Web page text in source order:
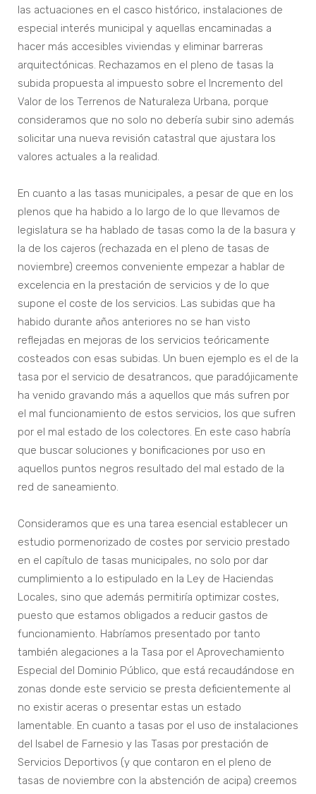
las actuaciones en el casco histórico, instalaciones de
especial interés municipal y aquellas encaminadas a
hacer más accesibles viviendas y eliminar barreras
arquitectónicas. Rechazamos en el pleno de tasas la
subida propuesta al impuesto sobre el Incremento del
Valor de los Terrenos de Naturaleza Urbana, porque
consideramos que no solo no debería subir sino además
solicitar una nueva revisión catastral que ajustara los
valores actuales a la realidad.
En cuanto a las tasas municipales, a pesar de que en los
plenos que ha habido a lo largo de lo que llevamos de
legislatura se ha hablado de tasas como la de la basura y
la de los cajeros (rechazada en el pleno de tasas de
noviembre) creemos conveniente empezar a hablar de
excelencia en la prestación de servicios y de lo que
supone el coste de los servicios. Las subidas que ha
habido durante años anteriores no se han visto
reflejadas en mejoras de los servicios teóricamente
costeados con esas subidas. Un buen ejemplo es el de la
tasa por el servicio de desatrancos, que paradójicamente
ha venido gravando más a aquellos que más sufren por
el mal funcionamiento de estos servicios, los que sufren
por el mal estado de los colectores. En este caso habría
que buscar soluciones y bonificaciones por uso en
aquellos puntos negros resultado del mal estado de la
red de saneamiento.
Consideramos que es una tarea esencial establecer un
estudio pormenorizado de costes por servicio prestado
en el capítulo de tasas municipales, no solo por dar
cumplimiento a lo estipulado en la Ley de Haciendas
Locales, sino que además permitiría optimizar costes,
puesto que estamos obligados a reducir gastos de
funcionamiento. Habríamos presentado por tanto
también alegaciones a la Tasa por el Aprovechamiento
Especial del Dominio Público, que está recaudándose en
zonas donde este servicio se presta deficientemente al
no existir aceras o presentar estas un estado
lamentable. En cuanto a tasas por el uso de instalaciones
del Isabel de Farnesio y las Tasas por prestación de
Servicios Deportivos (y que contaron en el pleno de
tasas de noviembre con la abstención de acipa) creemos